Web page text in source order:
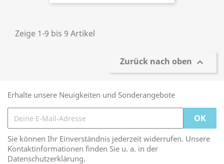
Zeige 1-9 bis 9 Artikel
Zurück nach oben 
Erhalte unsere Neuigkeiten und Sonderangebote
Sie können Ihr Einverständnis jederzeit widerrufen. Unsere
Kontaktinformationen finden Sie u. a. in der
Datenschutzerklärung.